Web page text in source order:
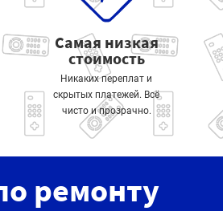
Самая низкая
стоимость
Никаких переплат и
скрытых платежей. Всё
чисто и прозрачно.
ремонту